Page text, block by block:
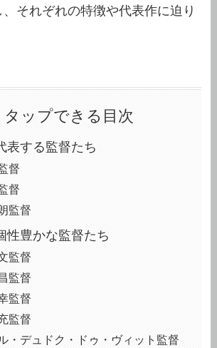
それぞれの特徴や代表作に迫り
タップできる目次
表する監督たち
督
督
監督
性豊かな監督たち
監督
監督
監督
監督
・デュドク・ドゥ・ヴィット監督